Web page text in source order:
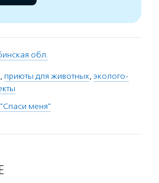
обл.
, приюты для животных, эколого-
меня"